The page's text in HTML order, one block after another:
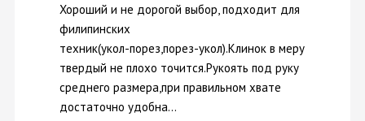
Хороший и не дорогой выбор, подходит для
филипинских
техник(укол-порез,порез-укол).Клинок в меру
твердый не плохо точится.Рукоять под руку
среднего размера,при правильном хвате
достаточно удобна...